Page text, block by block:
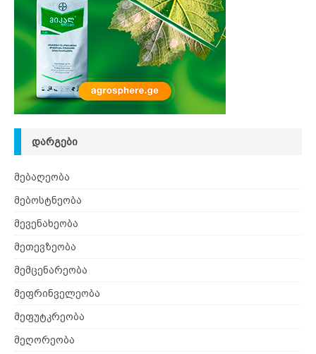
ᲓᲐᲠᲒᲔᲑᲘ
მებაღეობა
მებოსტნეობა
მევენახეობა
მეთევზეობა
მემცენარეობა
მეფრინველეობა
მეფუტკრეობა
მეღორეობა